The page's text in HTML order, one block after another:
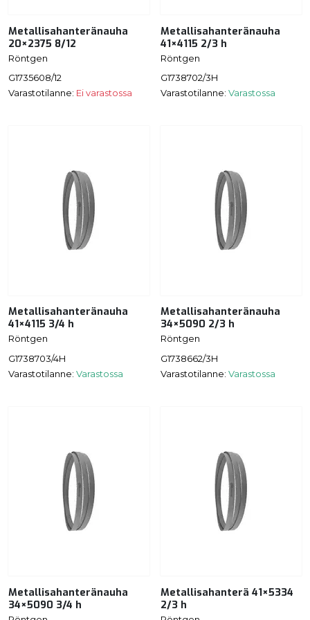
Metallisahanteränauha
20×2375 8/12
Röntgen
G1735608/12
Varastotilanne: Ei varastossa
Metallisahanteränauha
41×4115 2/3 h
Röntgen
G1738702/3H
Varastotilanne: Varastossa
Metallisahanteränauha
41×4115 3/4 h
Röntgen
G1738703/4H
Varastotilanne: Varastossa
Metallisahanteränauha
34×5090 2/3 h
Röntgen
G1738662/3H
Varastotilanne: Varastossa
Metallisahanteränauha
34×5090 3/4 h
Metallisahanterä 41×5334
2/3 h